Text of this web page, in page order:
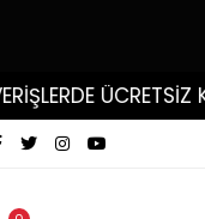
ÜCRETSİZ